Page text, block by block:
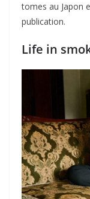
tomes au Japon
publication.
Life in